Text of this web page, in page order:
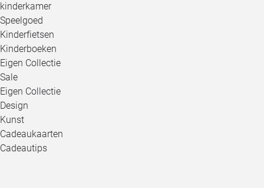
kinderkamer
Speelgoed
Kinderfietsen
Kinderboeken
Eigen Collectie
Sale
Eigen Collectie
Design
Kunst
Cadeaukaarten
Cadeautips